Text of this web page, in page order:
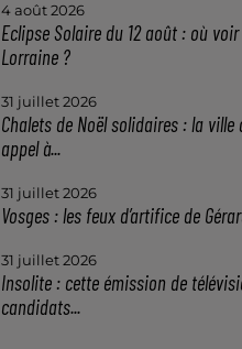
4 août 2026
Eclipse Solaire du 12 août : où
Lorraine ?
31 juillet 2026
Chalets de Noël solidaires : la ville
appel à...
31 juillet 2026
Vosges : les feux d’artifice de
31 juillet 2026
Insolite : cette émission de
candidats...